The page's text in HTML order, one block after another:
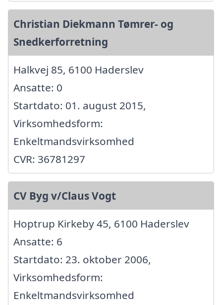
Christian Diekmann Tømrer- og
Snedkerforretning
Halkvej 85, 6100 Haderslev
Ansatte: 0
Startdato: 01. august 2015,
Virksomhedsform:
Enkeltmandsvirksomhed
CVR: 36781297
CV Byg v/Claus Vogt
Hoptrup Kirkeby 45, 6100 Haderslev
Ansatte: 6
Startdato: 23. oktober 2006,
Virksomhedsform:
Enkeltmandsvirksomhed